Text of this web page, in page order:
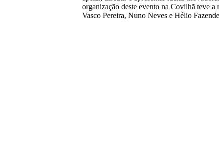
organização deste evento na Covilhã teve
Vasco Pereira, Nuno Neves e Hélio